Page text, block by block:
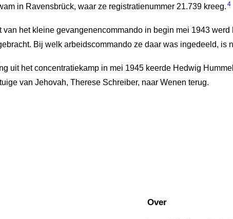
in Ravensbrück, waar ze registratienummer 21.739 kreeg. 4
van het kleine gevangenencommando in begin mei 1943 werd
Bij welk arbeidscommando ze daar was ingedeeld, is
uit het concentratiekamp in mei 1945 keerde Hedwig
van Jehovah, Therese Schreiber, naar Wenen terug.
Over